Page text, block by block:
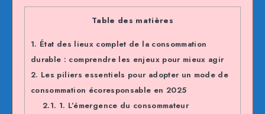
Table des matières
1. État des lieux complet de la consommation
durable : comprendre les enjeux pour mieux agir
2. Les piliers essentiels pour adopter un mode de
consommation écoresponsable en 2025
2.1. 1. L’émergence du consommateur